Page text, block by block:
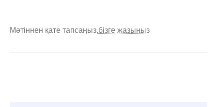
Мәтіннен қате тапсаңыз,бізге жазыңыз